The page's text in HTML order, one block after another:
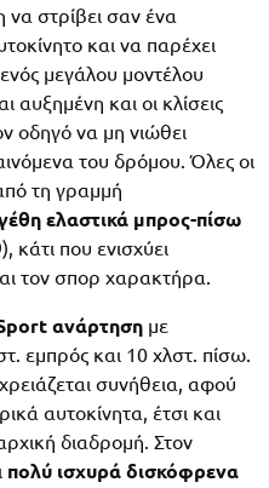
να στρίβει σαν ένα
και να παρέχει
μεγάλου μοντέλου
αυξημένη και οι κλίσεις
οδηγό να μη νιώθει
του δρόμου. Όλες οι
τη γραμμή
ελαστικά μπρος-πίσω
που ενισχύει
τον σπορ χαρακτήρα.
ανάρτηση με
εμπρός και 10 χλστ. πίσω.
συνήθεια, αφού
αυτοκίνητα, έτσι και
διαδρομή. Στον
πολύ ισχυρά δισκόφρενα